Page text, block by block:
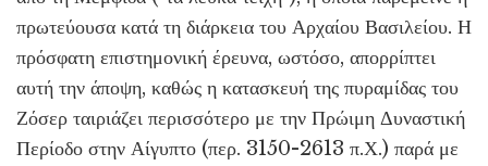
πρωτεύουσα κατά τη διάρκεια του Αρχαίου Βασιλείου. Η
πρόσφατη επιστημονική έρευνα, ωστόσο, απορρίπτει
αυτή την άποψη, καθώς η κατασκευή της πυραμίδας του
Ζόσερ ταιριάζει περισσότερο με την Πρώιμη Δυναστική
Περίοδο στην Αίγυπτο (περ. 3150-2613 π.Χ.) παρά με